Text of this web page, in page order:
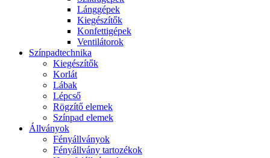
Lánggépek
Kiegészítők
Konfettigépek
Ventilátorok
Színpadtechnika
Kiegészítők
Korlát
Lábak
Lépcső
Rögzítő elemek
Színpad elemek
Állványok
Fényállványok
Fényállvány tartozékok